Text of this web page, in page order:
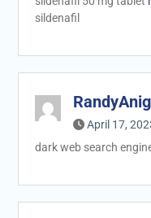
sildenafil
April 17,
dark web search